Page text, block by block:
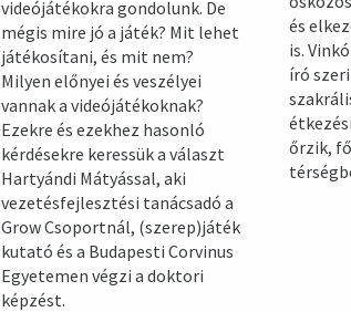
videójátékokra gondolunk. De
mégis mire jó a játék? Mit lehet
játékosítani, és mit nem?
Milyen előnyei és veszélyei
vannak a videójátékoknak?
Ezekre és ezekhez hasonló
kérdésekre keressük a választ
Hartyándi Mátyással, aki
vezetésfejlesztési tanácsadó a
Grow Csoportnál, (szerep)játék
kutató és a Budapesti Corvinus
Egyetemen végzi a doktori
képzést.
és
is.
író
őrzik,